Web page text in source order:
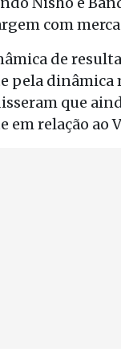
com
de
dinâmica
que
em relação ao